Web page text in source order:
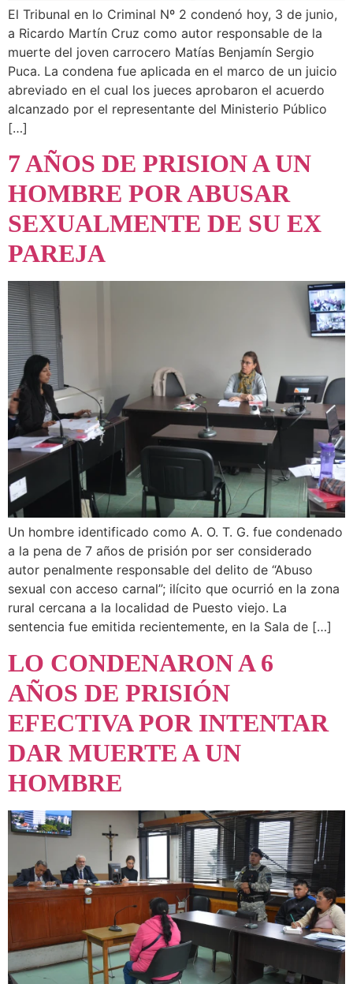
El Tribunal en lo Criminal Nº 2 condenó hoy, 3 de junio,
a Ricardo Martín Cruz como autor responsable de la
muerte del joven carrocero Matías Benjamín Sergio
Puca. La condena fue aplicada en el marco de un juicio
abreviado en el cual los jueces aprobaron el acuerdo
alcanzado por el representante del Ministerio Público
[…]
7 AÑOS DE PRISION A UN
HOMBRE POR ABUSAR
SEXUALMENTE DE SU EX
PAREJA
Un hombre identificado como A. O. T. G. fue condenado
a la pena de 7 años de prisión por ser considerado
autor penalmente responsable del delito de “Abuso
sexual con acceso carnal”; ilícito que ocurrió en la zona
rural cercana a la localidad de Puesto viejo. La
sentencia fue emitida recientemente, en la Sala de […]
LO CONDENARON A 6
AÑOS DE PRISIÓN
EFECTIVA POR INTENTAR
DAR MUERTE A UN
HOMBRE